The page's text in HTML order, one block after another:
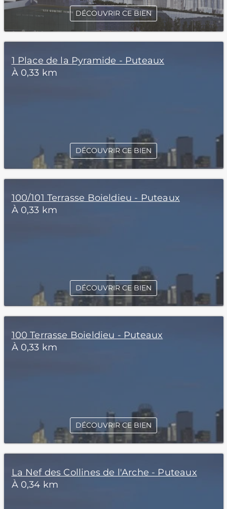
DÉCOUVRIR CE BIEN
1 Place de la Pyramide - Puteaux
À 0,33 km
DÉCOUVRIR CE BIEN
100/101 Terrasse Boieldieu - Puteaux
À 0,33 km
DÉCOUVRIR CE BIEN
100 Terrasse Boieldieu - Puteaux
À 0,33 km
DÉCOUVRIR CE BIEN
La Nef des Collines de l'Arche - Puteaux
À 0,34 km